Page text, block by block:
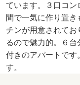
ています。３口コ
間で一気に作り置
チンが用意されて
るので魅力的。６
付きのアパートで
す。